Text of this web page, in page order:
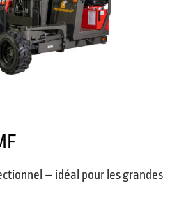
– idéal pour les grandes